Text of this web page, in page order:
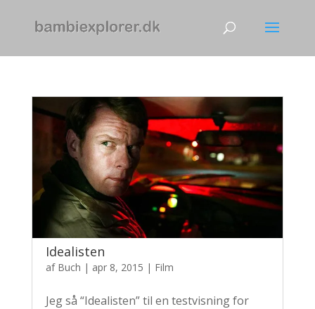
Idealisten
af Buch | apr 8, 2015 | Film
Jeg så “Idealisten” til en testvisning for